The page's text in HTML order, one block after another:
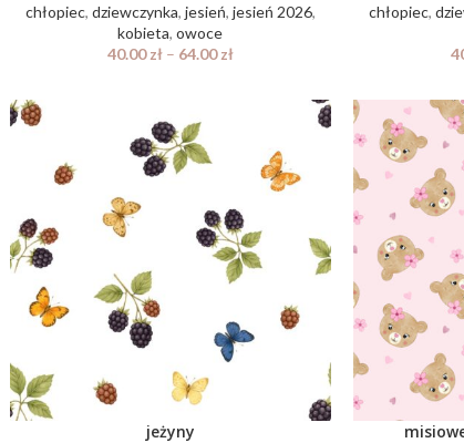
chłopiec, dziewczynka, jesień, jesień 2026,
kobieta,owoce
40.00zł– 64.00zł
chłopiec,
jeżyny